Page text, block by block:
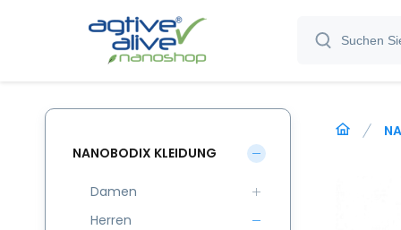
NANOBODIX KLEIDUNG
Damen
Herren